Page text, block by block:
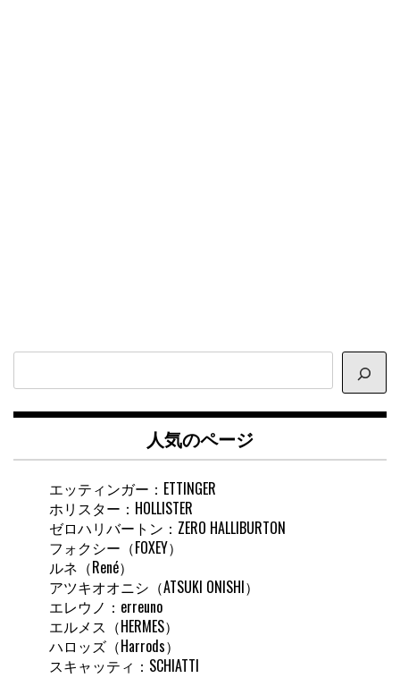
サ
内
索
人気のページ
エッティンガー：ETTINGER
ホリスター：HOLLISTER
ゼロハリバートン：ZERO HALLIBURTON
フォクシー（FOXEY）
ルネ（René）
アツキオオニシ（ATSUKI ONISHI）
エレウノ：erreuno
エルメス（HERMES）
ハロッズ（Harrods）
スキャッティ：SCHIATTI